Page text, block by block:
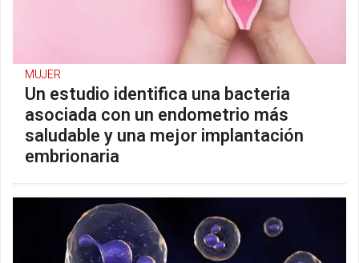
MUJER
Un estudio identifica una bacteria
asociada con un endometrio más
saludable y una mejor implantación
embrionaria